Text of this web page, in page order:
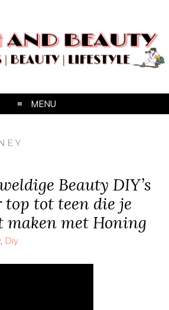
MENU
Beauty DIY’s
top tot teen die je
maken met Honing
, Diy